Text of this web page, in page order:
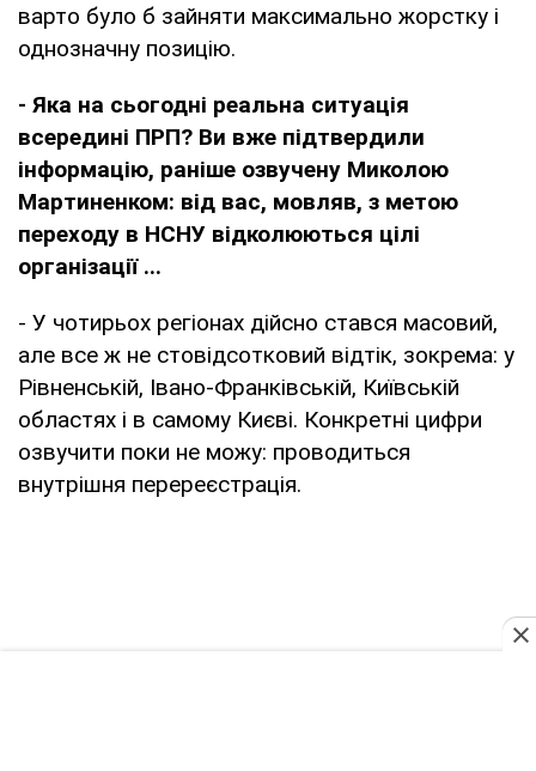
варто було б зайняти максимально жорстку і
однозначну позицію.
- Яка на сьогодні реальна ситуація
всередині ПРП? Ви вже підтвердили
інформацію, раніше озвучену Миколою
Мартиненком: від вас, мовляв, з метою
переходу в НСНУ відколюються цілі
організації ...
- У чотирьох регіонах дійсно стався масовий,
але все ж не стовідсотковий відтік, зокрема: у
Рівненській, Івано-Франківській, Київській
областях і в самому Києві. Конкретні цифри
озвучити поки не можу: проводиться
внутрішня перереєстрація.